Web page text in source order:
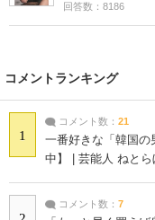
回答数：8186
コメントランキング
1
コメント数： 21
一番好きな「韓国の
中】 | 芸能人 ねとら
コメント数： 7